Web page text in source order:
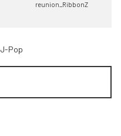
reunion_RibbonZ
J-Pop